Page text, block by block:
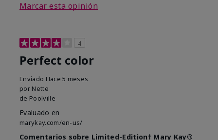
Marcar esta opinión
4
Perfect color
Enviado Hace 5 meses
por Nette
de Poolville
Evaluado en
marykay.com/en-us/
Comentarios sobre Limited-Edition† Mary Kay®